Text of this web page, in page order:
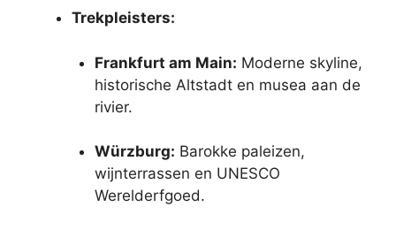
Trekpleisters:
Frankfurt am Main: Moderne skyline,
historische Altstadt en musea aan de
rivier.
Würzburg: Barokke paleizen,
wijnterrassen en UNESCO
Werelderfgoed.